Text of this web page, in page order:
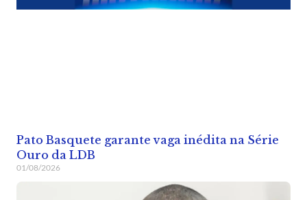
Pato Basquete garante vaga inédita na Série
Ouro da LDB
01/08/2026